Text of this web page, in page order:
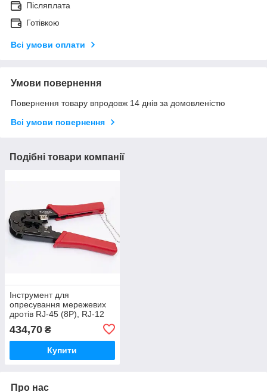
Післяплата
Готівкою
Всі умови оплати
Умови повернення
Повернення товару впродовж 14 днів за домовленістю
Всі умови повернення
Подібні товари компанії
Інструмент для
опресування мережевих
дротів RJ-45 (8P), RJ-12
обтискні HT-568 TAKEL
434,70 ₴
Купити
Про нас